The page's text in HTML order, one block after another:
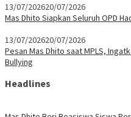
13/07/202620/07/2026
Mas Dhito Siapkan Seluruh OPD
13/07/202620/07/2026
Pesan Mas Dhito saat MPLS,
Bullying
Headlines